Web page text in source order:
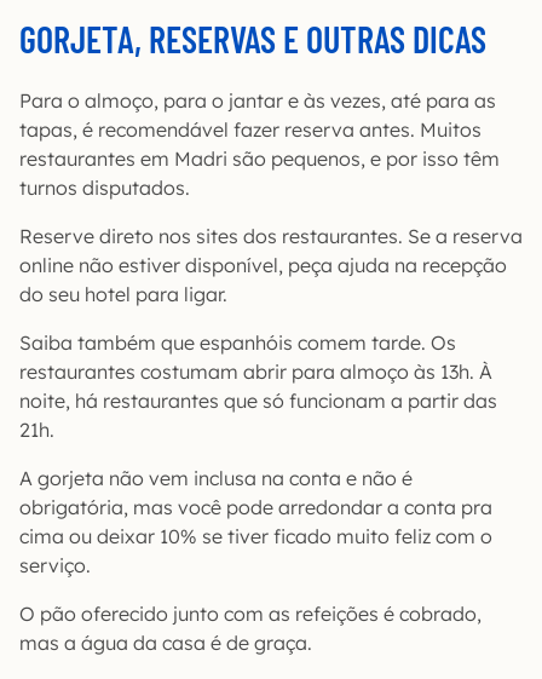
GORJETA, RESERVAS E OUTRAS DICAS
Para o almoço, para o jantar e às vezes, até para as
tapas, é recomendável fazer reserva antes. Muitos
restaurantes em Madri são pequenos, e por isso têm
turnos disputados.
Reserve direto nos sites dos restaurantes. Se a reserva
online não estiver disponível, peça ajuda na recepção
do seu hotel para ligar.
Saiba também que espanhóis comem tarde. Os
restaurantes costumam abrir para almoço às 13h. À
noite, há restaurantes que só funcionam a partir das
21h.
A gorjeta não vem inclusa na conta e não é
obrigatória, mas você pode arredondar a conta pra
cima ou deixar 10% se tiver ficado muito feliz com o
serviço.
O pão oferecido junto com as refeições é cobrado,
mas a água da casa é de graça.